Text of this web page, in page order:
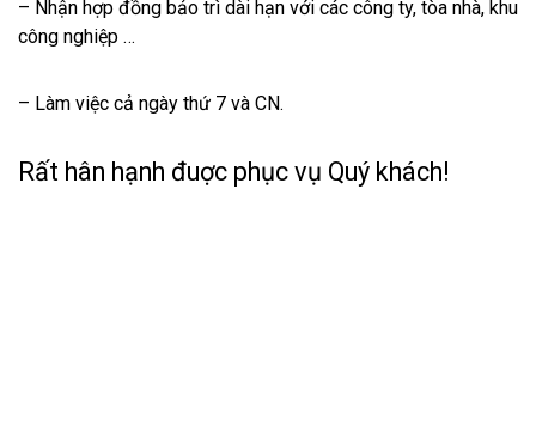
– Nhận hợp đồng bảo trì dài hạn với các công ty, tòa nhà, khu
công nghiệp …
– Làm việc cả ngày thứ 7 và CN.
Rất hân hạnh đuợc phục vụ Quý khách!